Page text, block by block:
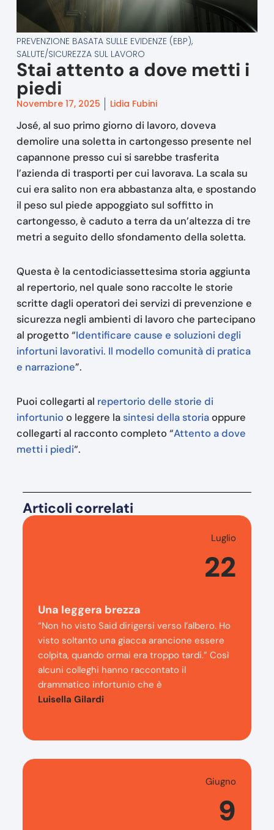
PREVENZIONE BASATA SULLE EVIDENZE (EBP),
SALUTE/SICUREZZA SUL LAVORO
Stai attento a dove metti i
piedi
Novembre 17, 2025 Lidia Fubini
José, al suo primo giorno di lavoro, doveva
demolire una soletta in cartongesso presente nel
capannone presso cui si sarebbe trasferita
l’azienda di trasporti per cui lavorava. La scala su
cui era salito non era abbastanza alta, e spostando
il peso sul piede appoggiato sul soffitto in
cartongesso, è caduto a terra da un’altezza di tre
metri a seguito dello sfondamento della soletta.
Questa è la centodiciassettesima storia aggiunta
al repertorio, nel quale sono raccolte le storie
scritte dagli operatori dei servizi di prevenzione e
sicurezza negli ambienti di lavoro che partecipano
al progetto “Identificare cause e soluzioni degli
infortuni lavorativi. Il modello comunità di pratica
e narrazione”.
Puoi collegarti al repertorio delle storie di
infortunio o leggere lasintesi della storiaoppure
collegarti al racconto completo “Attento a dove
metti i piedi“.
Articoli correlati
Luglio
22
Una leggera brezza
“Non ho visto Said dirigersi verso l’albero. Ho
visto soltanto una giacca arancione essere
colpita, quando ormai era troppo tardi.” Così
alcuni colleghi hanno raccontato il
drammatico infortunio che è
Luisella Gilardi
Giugno
9